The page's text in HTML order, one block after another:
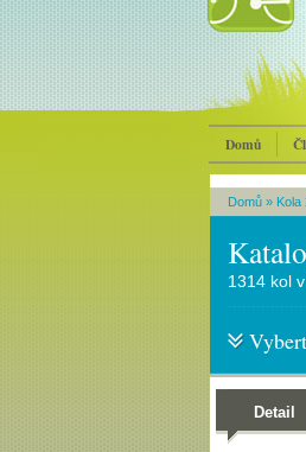
Domů
Domů » Kola
1314 kol
Detail